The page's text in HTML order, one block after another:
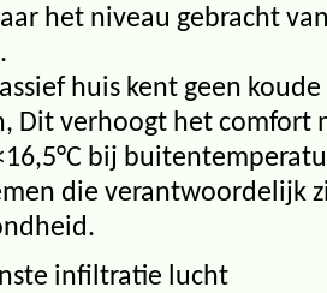
het niveau gebracht
huis kent geen
Dit verhoogt het comfort
bij
die verantwoordelijk
infiltratie lucht